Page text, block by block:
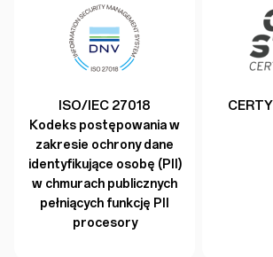
ISO/IEC 27018
Kodeks postępowania w
zakresie ochrony dane
identyfikujące osobę (PII)
w chmurach publicznych
pełniących funkcję PII
procesory